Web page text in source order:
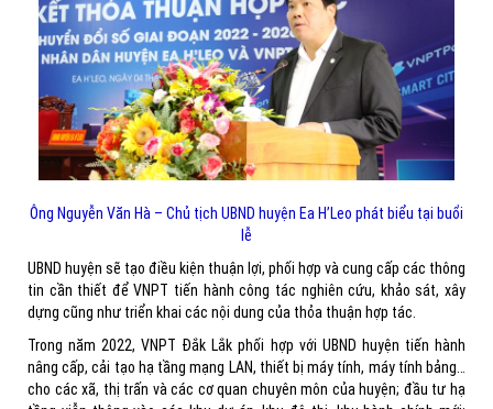
Ông Nguyễn Văn Hà – Chủ tịch UBND huyện Ea H’Leo phát biểu tại buổi
lễ
UBND huyện sẽ tạo điều kiện thuận lợi, phối hợp và cung cấp các thông
tin cần thiết để VNPT tiến hành công tác nghiên cứu, khảo sát, xây
dựng cũng như triển khai các nội dung của thỏa thuận hợp tác.
Trong năm 2022, VNPT Đắk Lắk phối hợp với UBND huyện tiến hành
nâng cấp, cải tạo hạ tầng mạng LAN, thiết bị máy tính, máy tính bảng…
cho các xã, thị trấn và các cơ quan chuyên môn của huyện; đầu tư hạ